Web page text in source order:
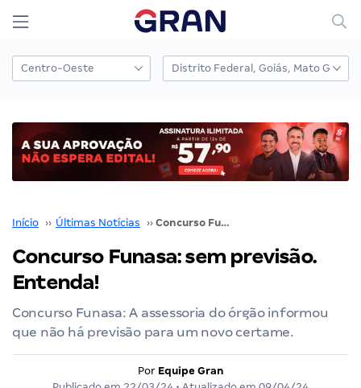
Início ›› Últimas Notícias ›› Concurso Funasa: sem previsão. Entenda!
Concurso Funasa: sem previsão.
Entenda!
Concurso Funasa: A assessoria do órgão informou
que não há previsão para um novo certame.
Por Equipe Gran